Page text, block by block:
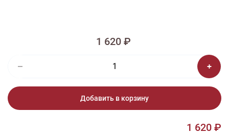
1 620 ₽
Добавить в корзину
1 620 ₽